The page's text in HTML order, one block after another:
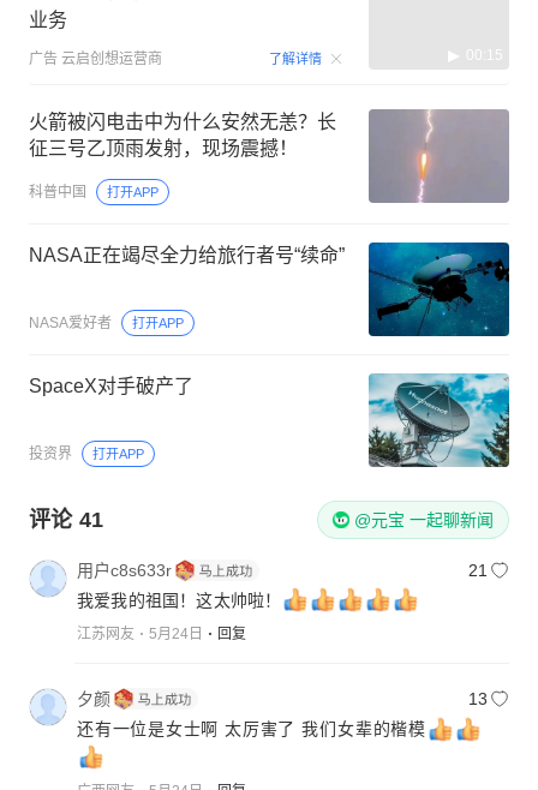
业务
广告 云启创想运营商 了解详情 00:15
火箭被闪电击中为什么安然无恙？长
征三号乙顶雨发射，现场震撼！
科普中国 打开APP
NASA正在竭尽全力给旅行者号“续命”
NASA爱好者 打开APP
SpaceX对手破产了
投资界 打开APP
评论 41 @元宝 一起聊新闻
用户c8s633r
21
我爱我的祖国！这太帅啦！
江苏网友 5月24日 回复
夕颜
13
还有一位是女士啊 太厉害了 我们女辈的楷模